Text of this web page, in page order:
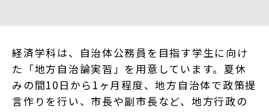
経済学科は、自治体公務員を目指す学生に向け
た「地方自治論実習」を用意しています。夏休
みの間10日から1ヶ月程度、地方自治体で政策提
言作りを行い、市長や副市長など、地方行政の